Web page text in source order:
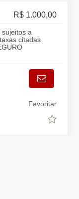
R$ 1.000,00
a
citadas
Favoritar